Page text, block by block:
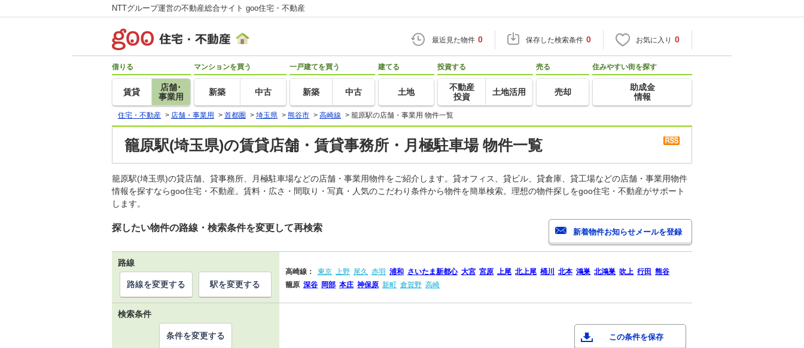
NTTグループ運営の不動産総合サイト goo住宅・不動産
最近見た物件 0 保存した検索条件 0 お気に入り 0
借りる
賃貸
店舗･
事業用
マンションを買う
新築 中古
一戸建てを買う
新築 中古
建てる
土地
投資する
不動産
投資
土地活用
売る
売却
住みやすい街を探す
助成金
情報
住宅・不動産 > 店舗・事業用 > 首都圏 > 埼玉県 > 熊谷市 > 高崎線 > 籠原駅の店舗・事業用 物件一覧
籠原駅(埼玉県)の賃貸店舗・賃貸事務所・月極駐車場 物件一覧
籠原駅(埼玉県)の貸店舗、貸事務所、月極駐車場などの店舗・事業用物件をご紹介します。貸オフィス、貸ビル、貸倉庫、貸工場などの店舗・事業用物件
情報を探すならgoo住宅・不動産。賃料・広さ・間取り・写真・人気のこだわり条件から物件を簡単検索。理想の物件探しをgoo住宅・不動産がサポート
します。
探したい物件の路線・検索条件を変更して再検索
路線
高崎線： 東京 上野 尾久 赤羽 浦和 さいたま新都心 大宮 宮原 上尾 北上尾 桶川 北本 鴻巣 北鴻巣 吹上 行田 熊谷
籠原 深谷 岡部 本庄 神保原 新町 倉賀野 高崎
路線を変更する 駅を変更する
検索条件
この条件を保存
条件を変更する